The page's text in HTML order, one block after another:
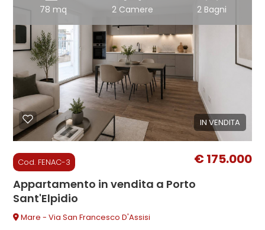
78 mq 2 Camere 2 Bagni
IN VENDITA
Cod. FENAC-3 € 175.000
Appartamento in vendita a Porto
Sant'Elpidio
Mare - Via San Francesco D'Assisi
4
5
5+
Altre
opzioni
-
multiscelta